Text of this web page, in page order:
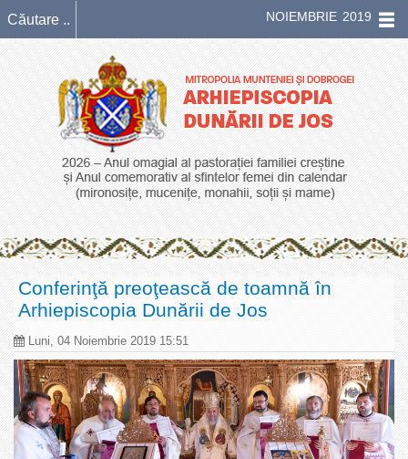
NOIEMBRIE 2019
Conferinţă preoţească de toamnă în
Arhiepiscopia Dunării de Jos
Luni, 04 Noiembrie 2019 15:51